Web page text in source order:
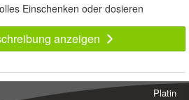
Einschenken oder dosieren
anzeigen
Platin